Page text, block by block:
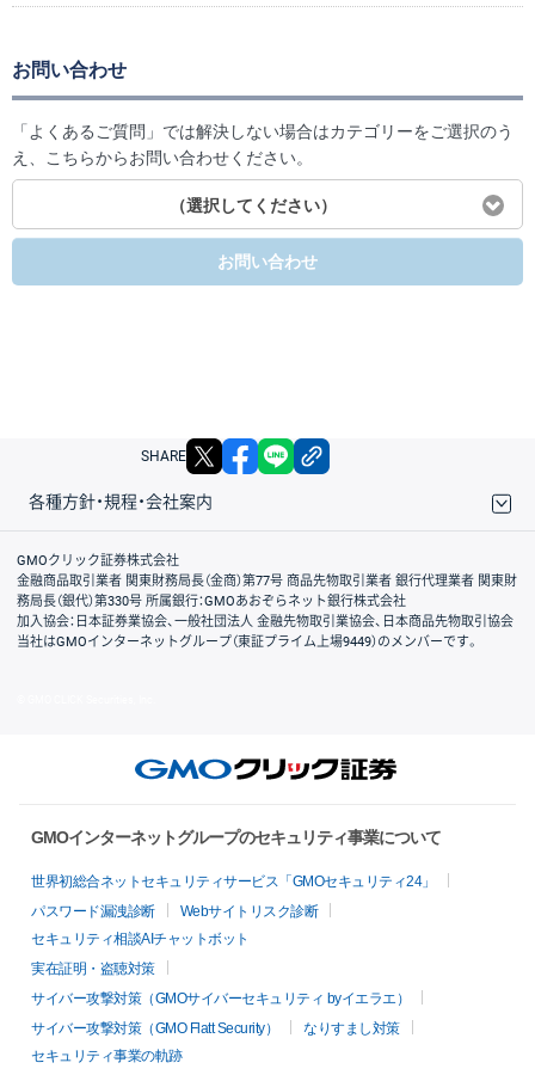
お問い合わせ
「よくあるご質問」では解決しない場合はカテゴリーをご選択のう
え、こちらからお問い合わせください。
（選択してください）
お問い合わせ
SHARE X facebook
各種方針・規程・会社案内
取引規程・約款
サイトマップ
その他のご案内
個人情報保護方針
最良執行方針
サイトのご利用について
ディスクレイマー
信託保全
リスク説明
会社案内
GMOクリック証券株式会社
金融商品取引業者 関東財務局長（金商）第77号 商品先物取引業者 銀行代理業者 関東財
務局長（銀代）第330号 所属銀行：GMOあおぞらネット銀行株式会社
加入協会：日本証券業協会、一般社団法人 金融先物取引業協会、日本商品先物取引協会
当社はGMOインターネットグループ（東証プライム上場9449）のメンバーです。
GMOインターネットグループのセキュリティ事業について
世界初総合ネットセキュリティサービス「GMOセキュリティ24」
パスワード漏洩診断
Webサイトリスク診断
セキュリティ相談AIチャットボット
実在証明・盗聴対策
サイバー攻撃対策（GMOサイバーセキュリティ byイエラエ）
サイバー攻撃対策（GMO Flatt Security）
なりすまし対策
セキュリティ事業の軌跡